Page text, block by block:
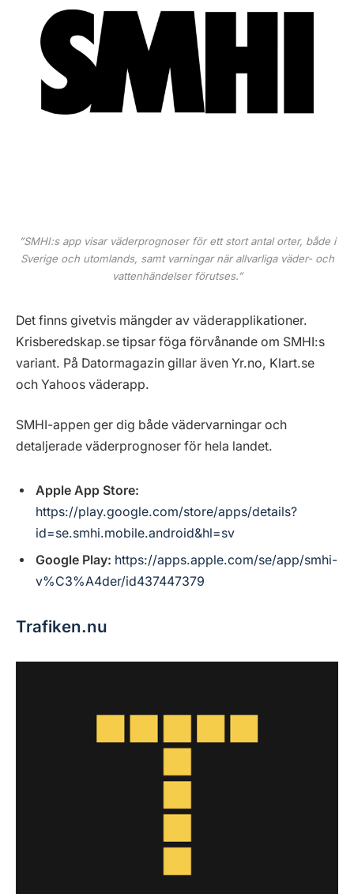
”SMHI:s app visar väderprognoser för ett stort antal orter, både i
Sverige och utomlands, samt varningar när allvarliga väder- och
vattenhändelser förutses.”
Det finns givetvis mängder av väderapplikationer.
Krisberedskap.se tipsar föga förvånande om SMHI:s
variant. På Datormagazin gillar även Yr.no, Klart.se
och Yahoos väderapp.
SMHI-appen ger dig både vädervarningar och
detaljerade väderprognoser för hela landet.
Apple App Store:
https://play.google.com/store/apps/details?
id=se.smhi.mobile.android&hl=sv
Google Play: https://apps.apple.com/se/app/smhi-
v%C3%A4der/id437447379
Trafiken.nu